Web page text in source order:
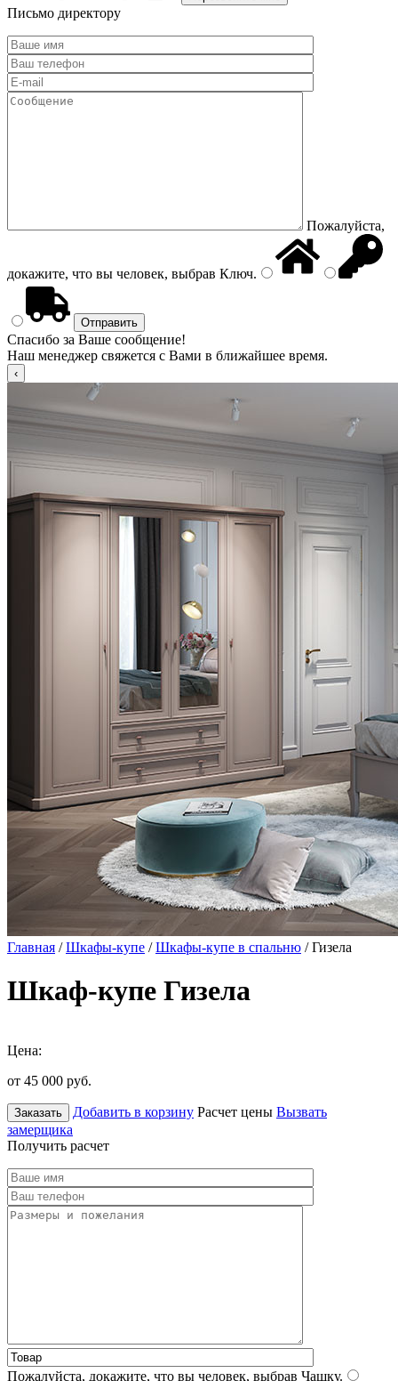
Письмо директору
Пожалуйста,
докажите, что вы человек, выбрав Ключ.
Спасибо за Ваше сообщение!
Наш менеджер свяжется с Вами в ближайшее время.
Главная /Шкафы-купе /Шкафы-купе в спальню / Гизела
Шкаф-купе Гизела
Цена:
от 45 000 руб.
Заказать Добавить в корзину Расчет цены Вызвать
замерщика
Получить расчет
Пожалуйста, докажите, что вы человек, выбрав Чашку.